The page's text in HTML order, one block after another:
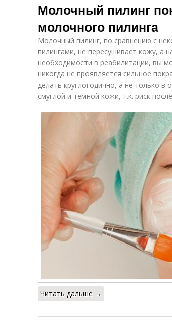
Молочный пилинг
молочного пилинга
Молочный пилинг, по сравнению с
пилингами, не пересушивает кожу, а
необходимости в реабилитации, вы
никогда не проявляется сильное
делать круглогодично, а не только
смуглой и темной кожи, т.к. риск
Читать дальше →